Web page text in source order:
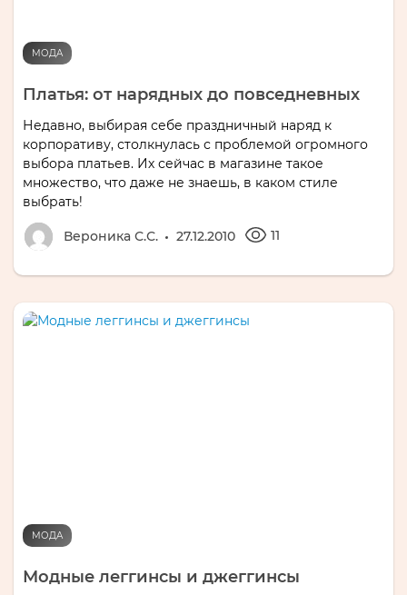
МОДА
Платья: от нарядных до повседневных
Недавно, выбирая себе праздничный наряд к
корпоративу, столкнулась с проблемой огромного
выбора платьев. Их сейчас в магазине такое
множество, что даже не знаешь, в каком стиле
выбрать!
Вероника С.С. 27.12.2010 11
МОДА
Модные леггинсы и джеггинсы